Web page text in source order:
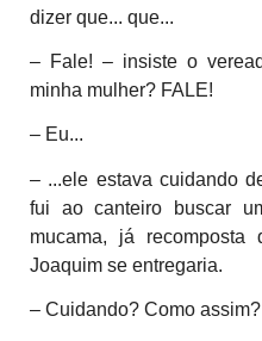
dizer que... que...
– Fale! – insiste o
minha mulher? FALE!
– Eu...
– ...ele estava cuidando
fui ao canteiro buscar
mucama, já
Joaquim se entregaria.
– Cuidando? Como assim?